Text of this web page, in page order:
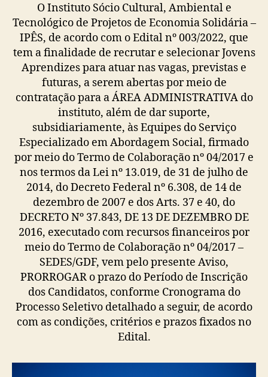
O Instituto Sócio Cultural, Ambiental e
Tecnológico de Projetos de Economia Solidária –
IPÊS, de acordo com o Edital nº 003/2022, que
tem a finalidade de recrutar e selecionar Jovens
Aprendizes para atuar nas vagas, previstas e
futuras, a serem abertas por meio de
contratação para a ÁREA ADMINISTRATIVA do
instituto, além de dar suporte,
subsidiariamente, às Equipes do Serviço
Especializado em Abordagem Social, firmado
por meio do Termo de Colaboração nº 04/2017 e
nos termos da Lei nº 13.019, de 31 de julho de
2014, do Decreto Federal nº 6.308, de 14 de
dezembro de 2007 e dos Arts. 37 e 40, do
DECRETO Nº 37.843, DE 13 DE DEZEMBRO DE
2016, executado com recursos financeiros por
meio do Termo de Colaboração nº 04/2017 –
SEDES/GDF, vem pelo presente Aviso,
PRORROGAR o prazo do Período de Inscrição
dos Candidatos, conforme Cronograma do
Processo Seletivo detalhado a seguir, de acordo
com as condições, critérios e prazos fixados no
Edital.